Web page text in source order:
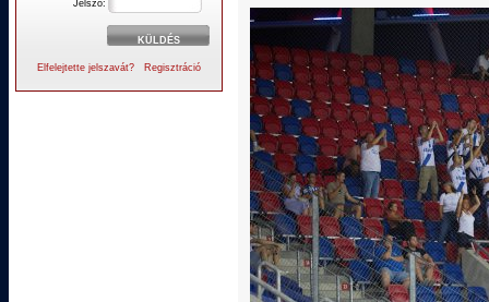
Jelszó:
Elfelejtette jelszavát? Regisztráció